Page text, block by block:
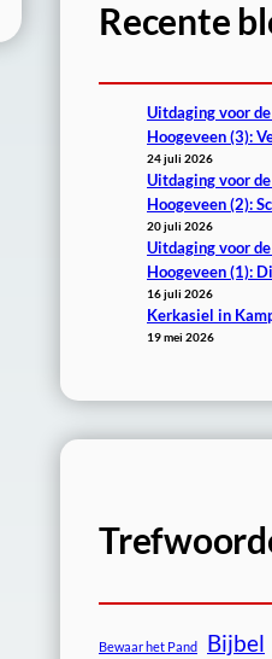
Recente
Uitdaging voor
Hoogeveen (3):
24 juli 2026
Uitdaging voor
Hoogeveen (2):
20 juli 2026
Uitdaging voor
Hoogeveen (1):
16 juli 2026
Kerkasiel in
19 mei 2026
Bewaar het Pand Bijbel